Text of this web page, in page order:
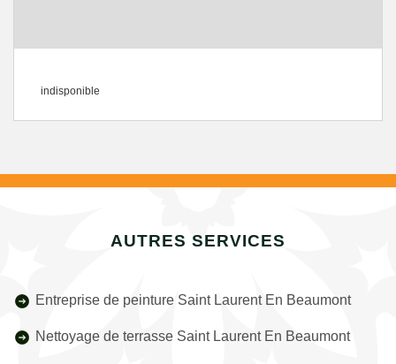
indisponible
AUTRES SERVICES
Entreprise de peinture Saint Laurent En Beaumont
Nettoyage de terrasse Saint Laurent En Beaumont